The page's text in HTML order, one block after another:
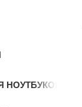
НОУТБУКОВ